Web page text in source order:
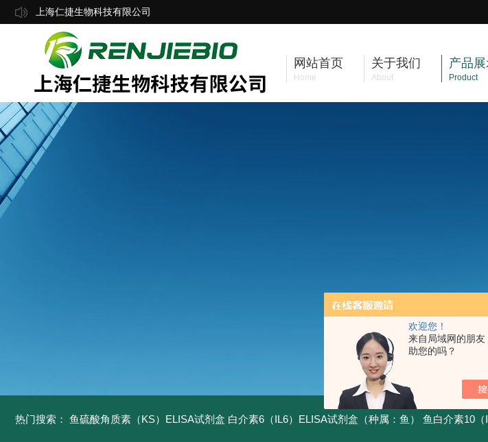
欢迎您！
来自局域网的朋
助您的吗？
上海仁捷生物科技有限公司
网站首页
Home
关于我们
About
产品
Product
热门搜索： 鱼硫酸角质素（KS）ELISA试剂盒 白介素6（IL6）ELISA试剂盒（种属：鱼） 鱼白介素10（IL10